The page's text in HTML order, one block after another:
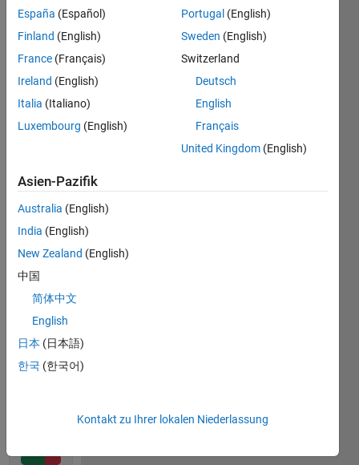
numbers
together
and
the
hexadecimal
representation
For
example:
b='987654321fedcba'
r=multiply(a,b)
'6651af60378fa86ce04c93a854f58a'
España (Español)
Finland (English)
France (Français)
Ireland (English)
Italia (Italiano)
Luxembourg (English)
Portugal (English)
Sweden (English)
Switzerland
Deutsch
English
Français
United Kingdom (English)
Asien-Pazifik
Australia (English)
India (English)
New Zealand (English)
中国
简体中文
English
日本 (日本語)
한국 (한국어)
Kontakt zu Ihrer lokalen Niederlassung